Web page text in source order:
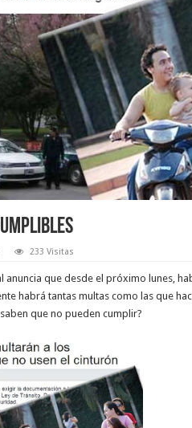
233 Visitas
anuncia que desde el próximo lunes,
habrá tantas multas como las que
que no pueden cumplir?